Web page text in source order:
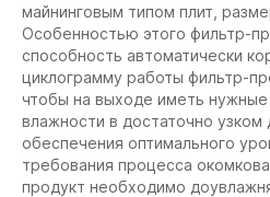
майнинговым типом плит,
Особенностью этого фильтр-
способность автоматически
циклограмму работы фильтр-
чтобы на выходе иметь нужные
влажности в достаточно узком
обеспечения оптимального
требования процесса
продукт необходимо